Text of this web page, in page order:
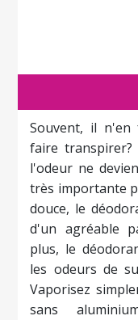
Souvent, il n'en
faire transpirer?
l'odeur ne
très importante
douce, le
d'un agréable
plus, le
les odeurs de
Vaporisez
sans